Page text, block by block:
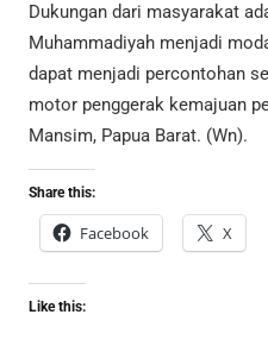
Dukungan dari masyarakat
Muhammadiyah menjadi
dapat menjadi percontohan
motor penggerak kemajuan
Mansim, Papua Barat. (Wn).
Share this:
Facebook X
Like this: